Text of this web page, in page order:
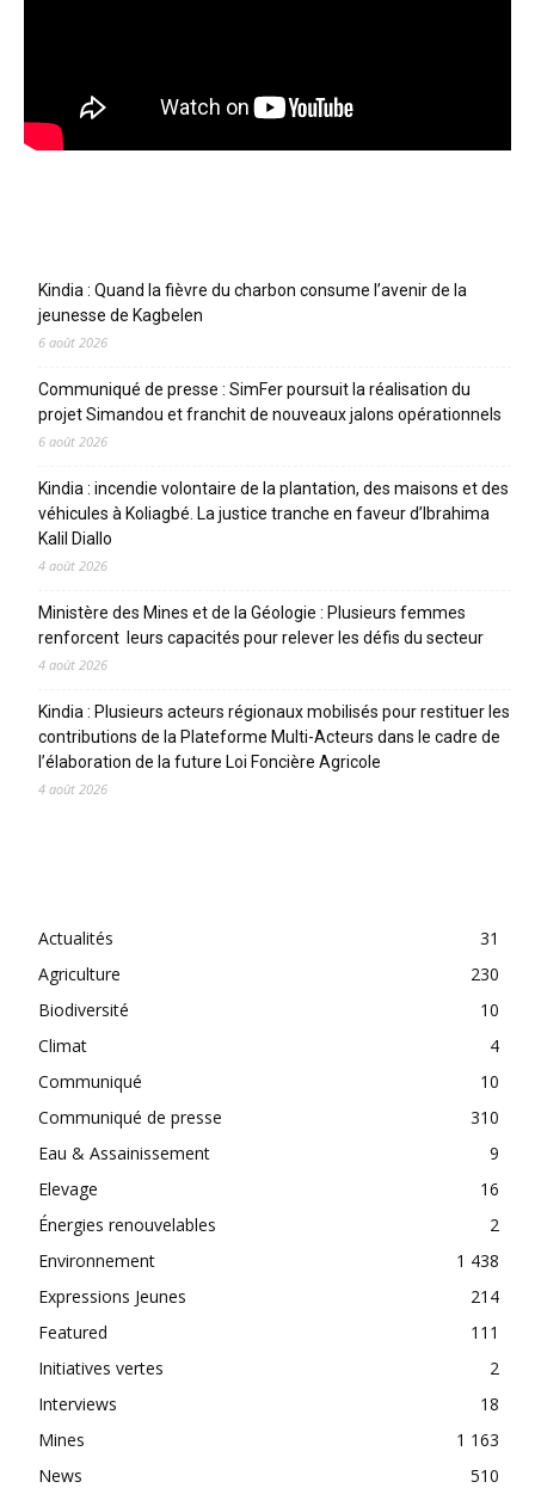
Kindia : Quand la fièvre du charbon consume l’avenir de la
jeunesse de Kagbelen
6 août 2026
Communiqué de presse : SimFer poursuit la réalisation du
projet Simandou et franchit de nouveaux jalons opérationnels
6 août 2026
Kindia : incendie volontaire de la plantation, des maisons et des
véhicules à Koliagbé. La justice tranche en faveur d’Ibrahima
Kalil Diallo
4 août 2026
Ministère des Mines et de la Géologie : Plusieurs femmes
renforcent leurs capacités pour relever les défis du secteur
4 août 2026
Kindia : Plusieurs acteurs régionaux mobilisés pour restituer les
contributions de la Plateforme Multi-Acteurs dans le cadre de
l’élaboration de la future Loi Foncière Agricole
4 août 2026
Actualités
31
Agriculture
230
Biodiversité
10
Climat
4
Communiqué
10
Communiqué de presse
310
Eau & Assainissement
9
Elevage
16
Énergies renouvelables
2
Environnement
1 438
Expressions Jeunes
214
Featured
111
Initiatives vertes
2
Interviews
18
Mines
1 163
News
510